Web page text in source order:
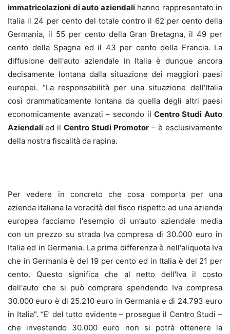
immatricolazioni di auto aziendalihanno rappresentato in
Italia il 24 per cento del totale contro il 62 per cento della
Germania, il 55 per cento della Gran Bretagna, il 49 per
cento della Spagna ed il 43 per cento della Francia. La
diffusione dell'auto aziendale in Italia è dunque ancora
decisamente lontana dalla situazione dei maggiori paesi
europei. “La responsabilità per una situazione dell'Italia
così drammaticamente lontana da quella degli altri paesi
economicamente avanzati – secondo il Centro Studi Auto
Aziendali ed il Centro Studi Promotor – è esclusivamente
della nostra fiscalità da rapina.
Per vedere in concreto che cosa comporta per una
azienda italiana la voracità del fisco rispetto ad una azienda
europea facciamo l'esempio di un’auto aziendale media
con un prezzo su strada Iva compresa di 30.000 euro in
Italia ed in Germania. La prima differenza è nell'aliquota Iva
che in Germania è del 19 per cento ed in Italia è del 21 per
cento. Questo significa che al netto dell'Iva il costo
dell'auto che si può comprare spendendo Iva compresa
30.000 euro è di 25.210 euro in Germania e di 24.793 euro
in Italia”. “E’ del tutto evidente – prosegue il Centro Studi –
che investendo 30.000 euro non si potrà ottenere la